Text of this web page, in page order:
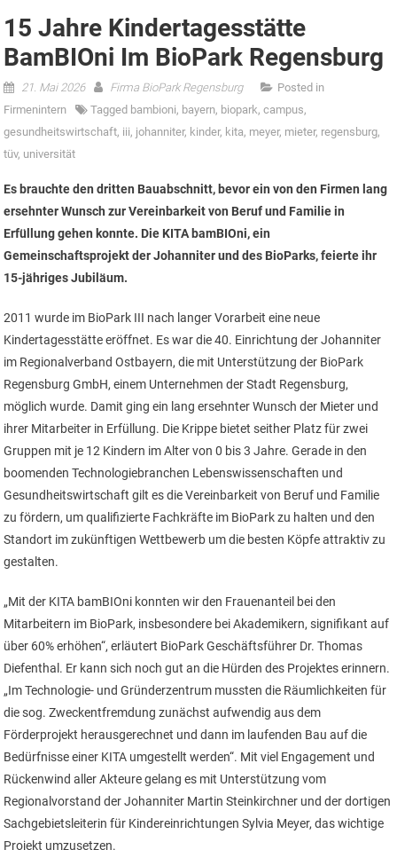
15 Jahre Kindertagesstätte
BamBIOni Im BioPark Regensburg
21. Mai 2026 Firma BioPark Regensburg
Posted in
Firmenintern
Tagged bambioni, bayern, biopark,campus,
gesundheitswirtschaft, iii, johanniter, kinder, kita, meyer, mieter, regensburg,
tüv, universität
Es brauchte den dritten Bauabschnitt, bevor ein von den Firmen lang
ersehnter Wunsch zur Vereinbarkeit von Beruf und Familie in
Erfüllung gehen konnte. Die KITA bamBIOni, ein
Gemeinschaftsprojekt der Johanniter und des BioParks, feierte ihr
15-jähriges Jubiläum.
2011 wurde im BioPark III nach langer Vorarbeit eine neue
Kindertagesstätte eröffnet. Es war die 40. Einrichtung der Johanniter
im Regionalverband Ostbayern, die mit Unterstützung der BioPark
Regensburg GmbH, einem Unternehmen der Stadt Regensburg,
möglich wurde. Damit ging ein lang ersehnter Wunsch der Mieter und
ihrer Mitarbeiter in Erfüllung. Die Krippe bietet seither Platz für zwei
Gruppen mit je 12 Kindern im Alter von 0 bis 3 Jahre. Gerade in den
boomenden Technologiebranchen Lebenswissenschaften und
Gesundheitswirtschaft gilt es die Vereinbarkeit von Beruf und Familie
zu fördern, um qualifizierte Fachkräfte im BioPark zu halten und den
Standort im zukünftigen Wettbewerb um die besten Köpfe attraktiv zu
gestalten.
„Mit der KITA bamBIOni konnten wir den Frauenanteil bei den
Mitarbeitern im BioPark, insbesondere bei Akademikern, signifikant auf
über 60% erhöhen“, erläutert BioPark Geschäftsführer Dr. Thomas
Diefenthal. Er kann sich noch gut an die Hürden des Projektes erinnern.
„Im Technologie- und Gründerzentrum mussten die Räumlichkeiten für
die sog. Zweckentfremdung zunächst aufwendig aus dem
Förderprojekt herausgerechnet und dann im laufenden Bau auf die
Bedürfnisse einer KITA umgestellt werden“. Mit viel Engagement und
Rückenwind aller Akteure gelang es mit Unterstützung vom
Regionalvorstand der Johanniter Martin Steinkirchner und der dortigen
Sachgebietsleiterin für Kindereinrichtungen Sylvia Meyer, das wichtige
Projekt umzusetzen.